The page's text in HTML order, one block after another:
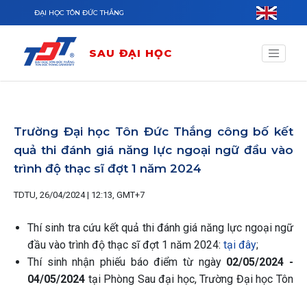
Nhảy đến nội dung
ĐẠI HỌC TÔN ĐỨC THẮNG
SAU ĐẠI HỌC
Trường Đại học Tôn Đức Thắng công bố kết
quả thi đánh giá năng lực ngoại ngữ đầu vào
trình độ thạc sĩ đợt 1 năm 2024
TDTU, 26/04/2024 | 12:13, GMT+7
Thí sinh tra cứu kết quả thi đánh giá năng lực ngoại ngữ
đầu vào trình độ thạc sĩ đợt 1 năm 2024: tại đây;
Thí sinh nhận phiếu báo điểm từ ngày 02/05/2024 -
04/05/2024 tại Phòng Sau đại học, Trường Đại học Tôn